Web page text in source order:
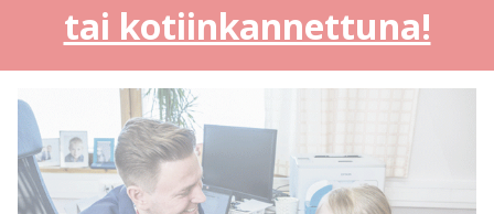
tai kotiinkannettuna!